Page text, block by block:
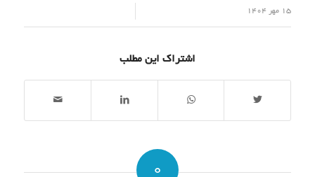
15 مهر 1404
اشتراک این مطلب
0